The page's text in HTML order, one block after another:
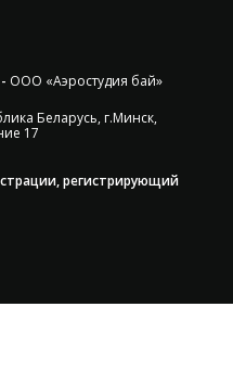
ООО «Аэростудия бай»
Беларусь, г.Минск,
17
регистрирующий